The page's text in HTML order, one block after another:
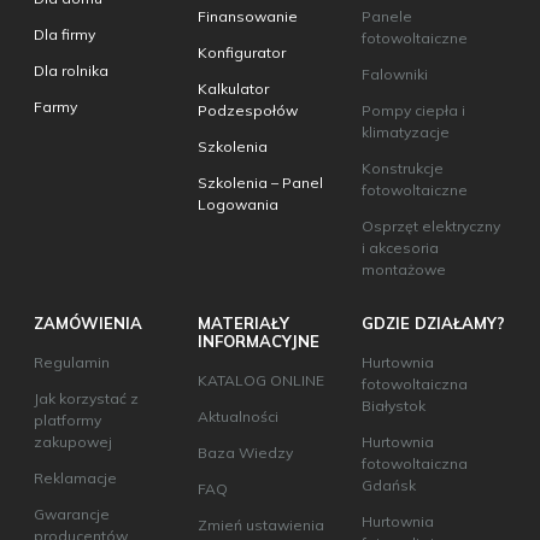
Dla firmy
Dla rolnika
Farmy
Finansowanie
Konfigurator
Kalkulator
Podzespołów
Szkolenia
Szkolenia – Panel
Logowania
Panele
fotowoltaiczne
Falowniki
Pompy ciepła i
klimatyzacje
Konstrukcje
fotowoltaiczne
Osprzęt elektryczny
i akcesoria
montażowe
ZAMÓWIENIA
Regulamin
Jak korzystać z
platformy
zakupowej
Reklamacje
Gwarancje
producentów
MATERIAŁY
INFORMACYJNE
KATALOG ONLINE
Aktualności
Baza Wiedzy
FAQ
Zmień ustawienia
GDZIE DZIAŁAMY?
Hurtownia
fotowoltaiczna
Białystok
Hurtownia
fotowoltaiczna
Gdańsk
Hurtownia